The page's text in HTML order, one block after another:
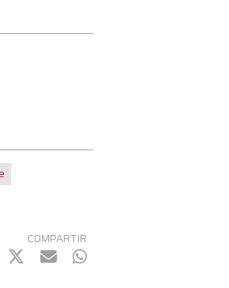
COMPARTIR
Twitter
mail WhatsApp